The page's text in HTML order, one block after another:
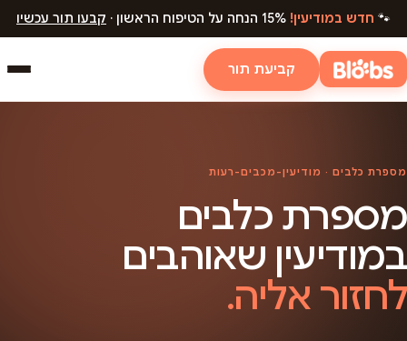
🐾 חדש במודיעין! קבעו תור עכשיו
קביעת תור
מספרת כלבים · מודיעין-מכבים-רעות
מספרת כלבים
במודיעין שאוהבים
לחזור אליה.